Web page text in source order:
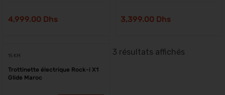
4,999.00 Dhs 3,399.00 Dhs
15 KM
Trottinette électrique Rock-i X1
Glide Maroc
3 résultats affichés